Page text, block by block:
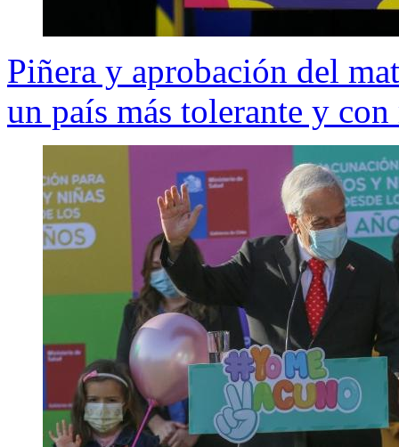
Piñera y aprobación del
un país más tolerante y con